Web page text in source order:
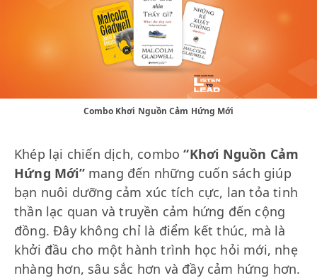
Combo Khơi Nguồn Cảm Hứng Mới
Khép lại chiến dịch, combo“Khơi Nguồn Cảm
Hứng Mới” mang đến những cuốn sách giúp
bạn nuôi dưỡng cảm xúc tích cực, lan tỏa tinh
thần lạc quan và truyền cảm hứng đến cộng
đồng. Đây không chỉ là điểm kết thúc, mà là
khởi đầu cho một hành trình học hỏi mới, nhẹ
nhàng hơn, sâu sắc hơn và đầy cảm hứng hơn.